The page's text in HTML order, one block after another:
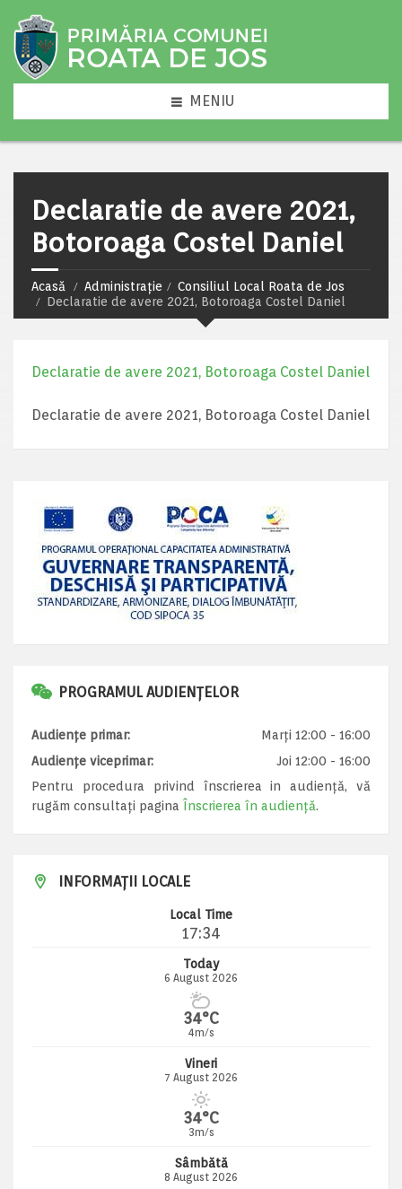
MENIU
Declaratie de avere 2021,
Botoroaga Costel Daniel
Acasă Administrație
Consiliul Local Roata de Jos
Declaratie de avere 2021, Botoroaga Costel Daniel
Declaratie de avere 2021, Botoroaga Costel Daniel
Declaratie de avere 2021, Botoroaga Costel Daniel
PROGRAMUL AUDIENȚELOR
Audiențe primar:
Marți 12:00 - 16:00
Audiențe viceprimar:
Joi 12:00 - 16:00
Pentru procedura privind înscrierea in audiență, vă
rugăm consultați pagina Înscrierea în audiență.
INFORMAȚII LOCALE
Local Time
17:34
Today
6 August 2026
34°C
4m/s
Vineri
7 August 2026
34°C
3m/s
Sâmbătă
8 August 2026